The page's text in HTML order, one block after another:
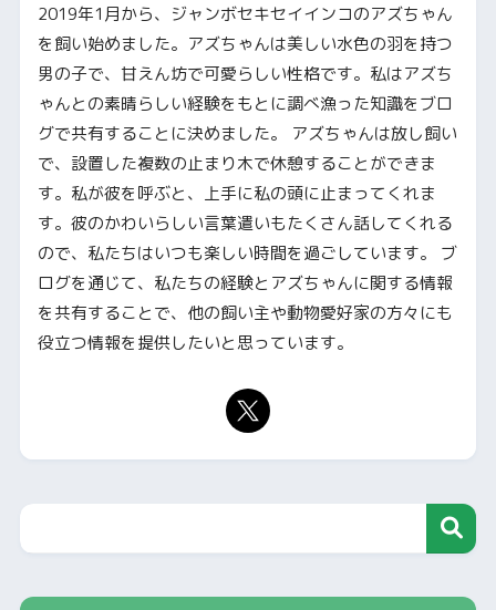
2019年1月から、ジャンボセキセイインコのアズちゃん
を飼い始めました。アズちゃんは美しい水色の羽を持つ
男の子で、甘えん坊で可愛らしい性格です。私はアズち
ゃんとの素晴らしい経験をもとに調べ漁った知識をブロ
グで共有することに決めました。 アズちゃんは放し飼い
で、設置した複数の止まり木で休憩することができま
す。私が彼を呼ぶと、上手に私の頭に止まってくれま
す。彼のかわいらしい言葉遣いもたくさん話してくれる
ので、私たちはいつも楽しい時間を過ごしています。 ブ
ログを通じて、私たちの経験とアズちゃんに関する情報
を共有することで、他の飼い主や動物愛好家の方々にも
役立つ情報を提供したいと思っています。